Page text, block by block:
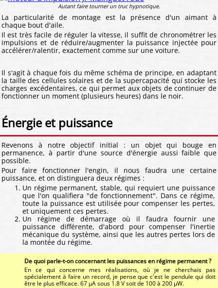
Autant faire tourner un truc hypnotique.
La particularité de montage est la présence d'un aimant à
chaque bout d'aile.
Il est très facile de réguler la vitesse, il suffit de chronométrer les
impulsions et de réduire/augmenter la puissance injectée pour
accélérer/ralentir, exactement comme sur une voiture.
Il s'agit à chaque fois du même schéma de principe, en adaptant
la taille des cellules solaires et de la supercapacité qui stocke les
charges excédentaires, ce qui permet aux objets de continuer de
fonctionner un moment (plusieurs heures) dans le noir.
Énergie et puissance
Revenons à notre objectif initial : un objet qui bouge en
permanence, à partir d'une source d'énergie aussi faible que
possible.
Pour faire fonctionner l'engin, il nous faudra une certaine
puissance, et on distinguera deux régimes :
Un régime permanent, stable, qui requiert une puissance
que l'on qualifiera "de fonctionnement". Dans ce régime,
toute la puissance est utilisée pour compenser les pertes,
et uniquement ces pertes.
Un régime de démarrage où il faudra fournir une
puissance différente, d'abord pour compenser l'inertie
mécanique du système, ainsi que les autres pertes lors de
la montée du régime.
De quoi parle-t-on concernant les puissances en régime permanent ?
En ce qui concerne mes réalisations, où je ne cherchais pas
spécialement à faire un record, je pense que c'est le pendule qui doit
être le plus efficace. 67 µA sous 1.8 V soit de 100 à 200 µW.